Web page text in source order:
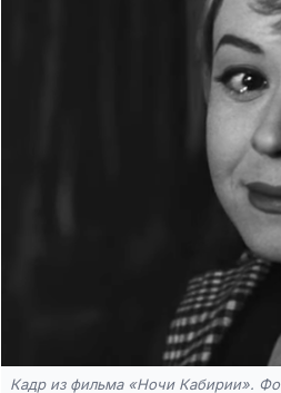
Кадр из фильма «Ночи Кабирии».